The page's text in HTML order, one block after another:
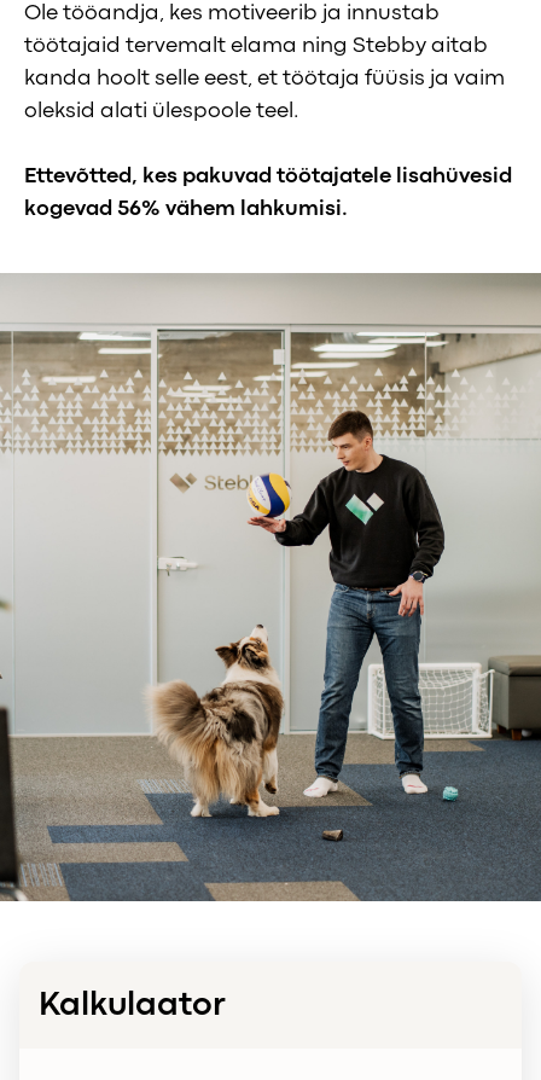
Ole tööandja, kes motiveerib ja innustab
töötajaid tervemalt elama ning Stebby aitab
kanda hoolt selle eest, et töötaja füüsis ja vaim
oleksid alati ülespoole teel.
Ettevõtted, kes pakuvad töötajatele lisahüvesid
kogevad 56% vähem lahkumisi.
Kalkulaator